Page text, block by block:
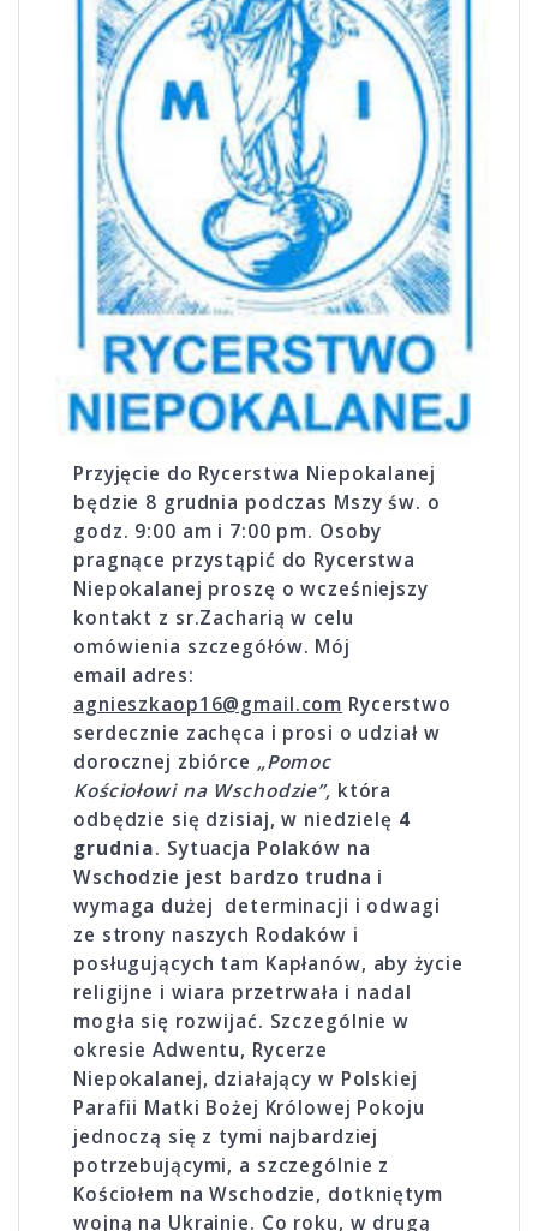
Przyjęcie do Rycerstwa Niepokalanej
będzie 8 grudnia podczas Mszy św. o
godz. 9:00 am i 7:00 pm. Osoby
pragnące przystąpić do Rycerstwa
Niepokalanej proszę o wcześniejszy
kontakt z sr.Zacharią w celu
omówienia szczegółów. Mój
email adres:
agnieszkaop16@gmail.com Rycerstwo
serdecznie zachęca i prosi o udział w
dorocznej zbiórce „Pomoc
Kościołowi na Wschodzie”, która
odbędzie się dzisiaj, w niedzielę 4
grudnia. Sytuacja Polaków na
Wschodzie jest bardzo trudna i
wymaga du­żej determinacji i odwagi
ze strony naszych Rodaków i
posługujących tam Kapłanów, aby życie
religijne i wiara przetrwała i nadal
mogła się rozwijać. Szczególnie w
okresie Adwentu, Rycerze
Niepokalanej, działający w Polskiej
Parafii Matki Bożej Królowej Pokoju
jednoczą się z tymi najbardziej
potrzebującymi, a szczególnie z
Kościołem na Wschodzie, dotkniętym
wojną na Ukrainie. Co roku, w drugą